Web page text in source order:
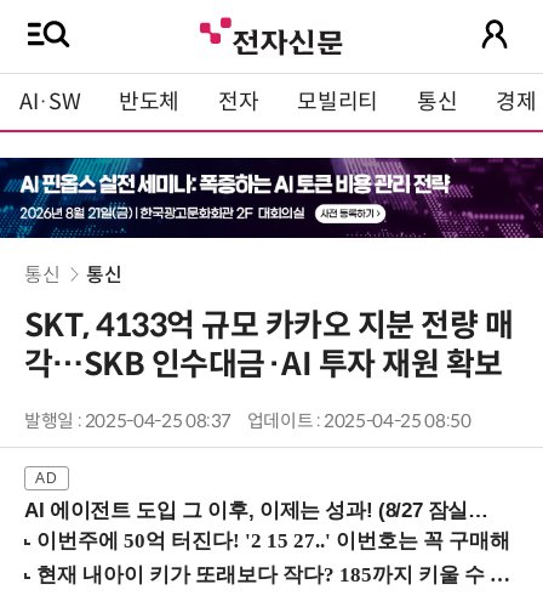
AI·SW 반도체 전자 모빌리티 통신 경제
통신 통신
SKT, 4133억 규모 카카오 지분 전량 매
각…SKB 인수대금·AI 투자 재원 확보
발행일 : 2025-04-25 08:37 업데이트 : 2025-04-25 08:50
AI 에이전트 도입 그 이후, 이제는 성과! (8/27 잠실역)